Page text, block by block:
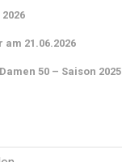
21.06.2026
50 – Saison 2025